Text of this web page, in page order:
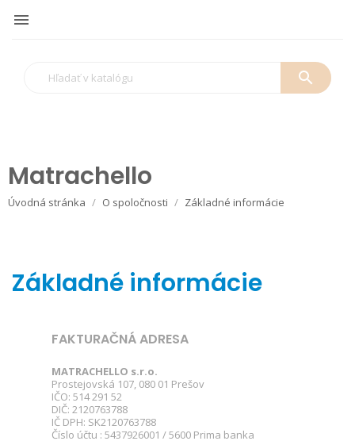

search
Matrachello
Úvodná stránka O spoločnosti Základné informácie
Základné informácie
FAKTURAČNÁ ADRESA
MATRACHELLO s.r.o.
Prostejovská 107, 080 01 Prešov
IČO: 514 291 52
DIČ: 2120763788
IČ DPH: SK2120763788
Číslo účtu : 5437926001 / 5600 Prima banka